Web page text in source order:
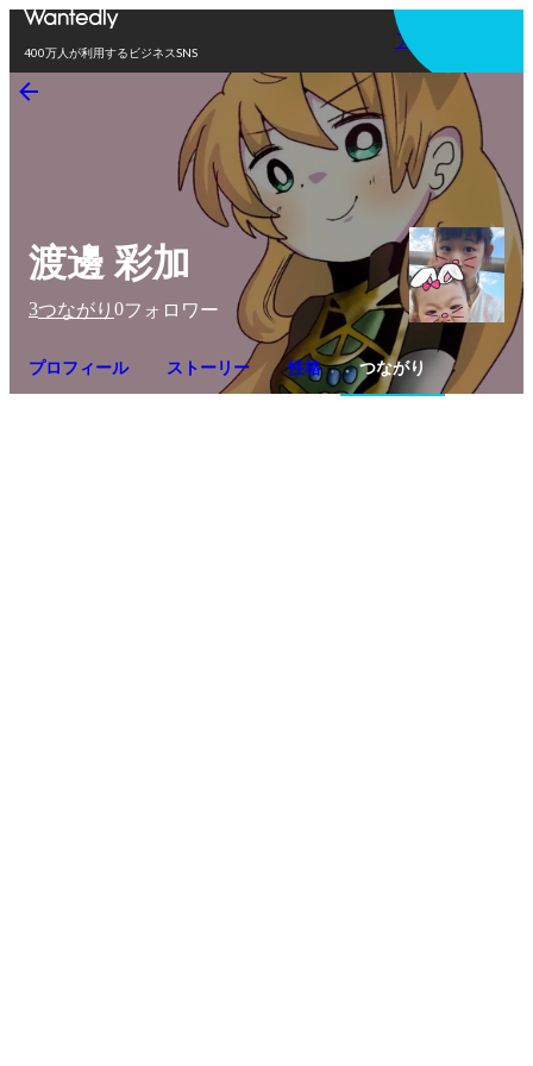
400万人が利用するビジネスSNS
アプリを使う
渡邊 彩加
3つながり 0フォロワー
プロフィール ストーリー 性格 つながり